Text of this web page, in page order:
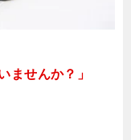
ませんか？」